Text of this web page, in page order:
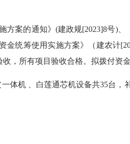
案的通知》(建政规[2023]8号)、
金统筹使用实施方案》（建农计
，所有项目验收合格。拟拨付资
机 、白莲通芯机设备共35台，